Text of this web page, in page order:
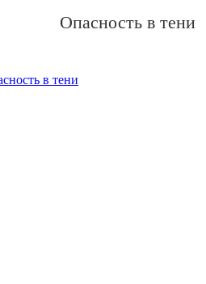
Опасность в тени